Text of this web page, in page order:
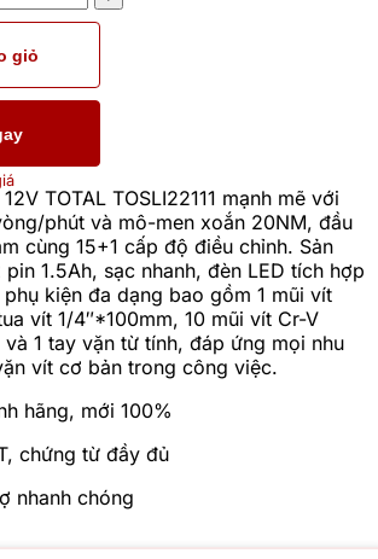
giỏ
TOTAL TOSLI22111 mạnh mẽ với
phút và mô-men xoắn 20NM, đầu
cùng 15+1 cấp độ điều chỉnh. Sản
1.5Ah, sạc nhanh, đèn LED tích hợp
kiện đa dạng bao gồm 1 mũi vít
vít 1/4″*100mm, 10 mũi vít Cr-V
1 tay vặn từ tính, đáp ứng mọi nhu
vít cơ bản trong công việc.
hãng, mới 100%
chứng từ đầy đủ
nhanh chóng